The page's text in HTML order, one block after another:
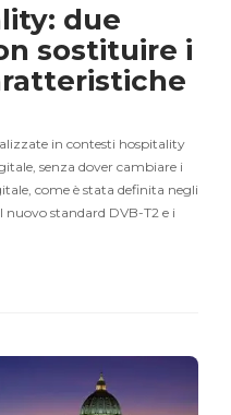
due
sostituire i
in contesti hospitality
senza dover cambiare i
come è stata definita negli
nuovo standard DVB-T2 e i